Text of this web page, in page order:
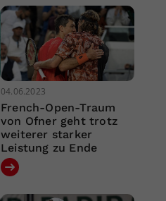
04.06.2023
French-Open-Traum
von Ofner geht trotz
weiterer starker
Leistung zu Ende